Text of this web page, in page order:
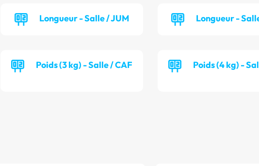
Longueur - Salle / JUM Longueur -
Poids (3 kg) - Salle / CAF Poids (4 kg) -